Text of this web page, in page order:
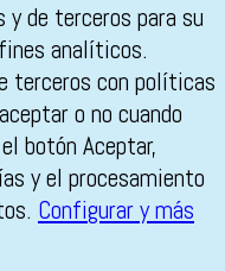
de terceros para su
analíticos.
terceros con políticas
o no cuando
botón Aceptar,
y el procesamiento
Configurar y más